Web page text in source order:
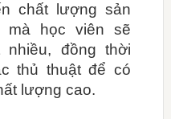
chất lượng sản
mà học viên sẽ
đồng thời
thủ thuật để có
lượng cao.